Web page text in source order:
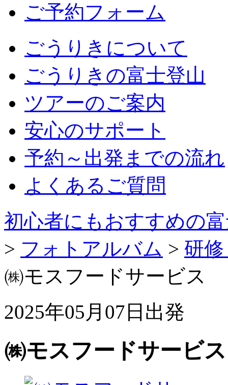
ご予約フォーム
ごうりきについて
ごうりきの富士登山
ツアーのご案内
安心のサポート
予約～出発までの流れ
よくあるご質問
初心者にもおすすめの
> フォトアルバム > 研
㈱モスフードサービス
2025年05月07日出発
㈱モスフードサービ